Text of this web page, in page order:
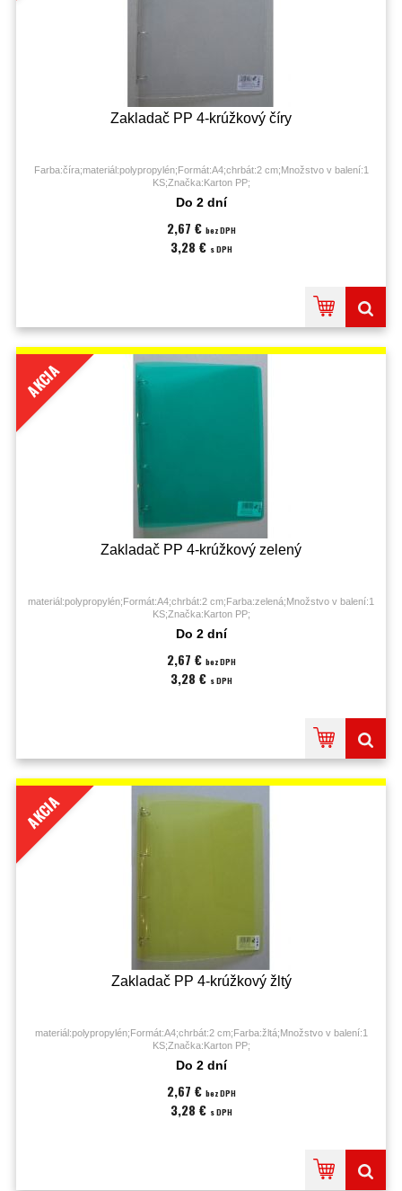
Zakladač PP 4-krúžkový číry
Farba:číra;materiál:polypropylén;Formát:A4;chrbát:2 cm;Množstvo v balení:1
KS;Značka:Karton PP;
Do 2 dní
2,67 € bez DPH
3,28 € s DPH
AKCIA
Zakladač PP 4-krúžkový zelený
materiál:polypropylén;Formát:A4;chrbát:2 cm;Farba:zelená;Množstvo v balení:1
KS;Značka:Karton PP;
Do 2 dní
2,67 € bez DPH
3,28 € s DPH
AKCIA
Zakladač PP 4-krúžkový žltý
materiál:polypropylén;Formát:A4;chrbát:2 cm;Farba:žltá;Množstvo v balení:1
KS;Značka:Karton PP;
Do 2 dní
2,67 € bez DPH
3,28 € s DPH